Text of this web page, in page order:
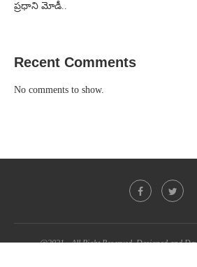
ప్రధాని మోడీ..
Recent Comments
No comments to show.
@2021 - All Right Reserved. Designed and